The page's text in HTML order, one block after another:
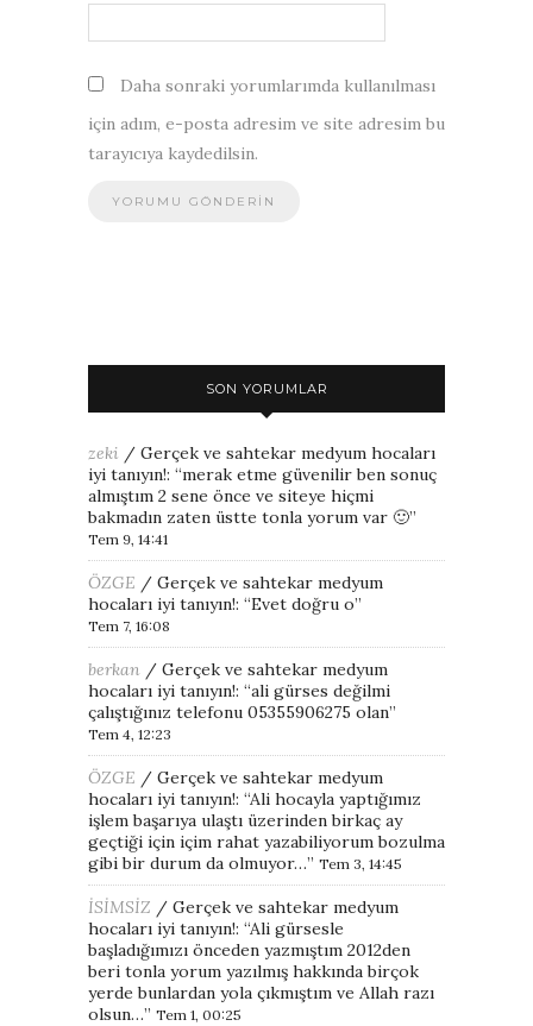
Daha sonraki yorumlarımda kullanılması
için adım, e-posta adresim ve site adresim bu
tarayıcıya kaydedilsin.
SON YORUMLAR
zeki / Gerçek ve sahtekar medyum hocaları
iyi tanıyın!: “merak etme güvenilir ben sonuç
almıştım 2 sene önce ve siteye hiçmi
bakmadın zaten üstte tonla yorum var 🙂”
Tem 9, 14:41
ÖZGE / Gerçek ve sahtekar medyum
hocaları iyi tanıyın!: “Evet doğru o”
Tem 7, 16:08
berkan / Gerçek ve sahtekar medyum
hocaları iyi tanıyın!: “ali gürses değilmi
çalıştığınız telefonu 05355906275 olan”
Tem 4, 12:23
ÖZGE / Gerçek ve sahtekar medyum
hocaları iyi tanıyın!: “Ali hocayla yaptığımız
işlem başarıya ulaştı üzerinden birkaç ay
geçtiği için içim rahat yazabiliyorum bozulma
gibi bir durum da olmuyor…” Tem 3, 14:45
İSİMSİZ / Gerçek ve sahtekar medyum
hocaları iyi tanıyın!: “Ali gürsesle
başladığımızı önceden yazmıştım 2012den
beri tonla yorum yazılmış hakkında birçok
yerde bunlardan yola çıkmıştım ve Allah razı
olsun…” Tem 1, 00:25